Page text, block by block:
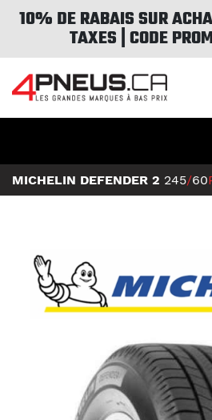
10% DE RABAIS SUR
TAXES | CODE
MICHELIN DEFENDER 2 245/60